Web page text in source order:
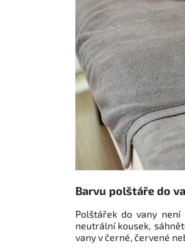
Barvu polštáře do
Polštářek do vany není
neutrální kousek,
vany v černé, červené